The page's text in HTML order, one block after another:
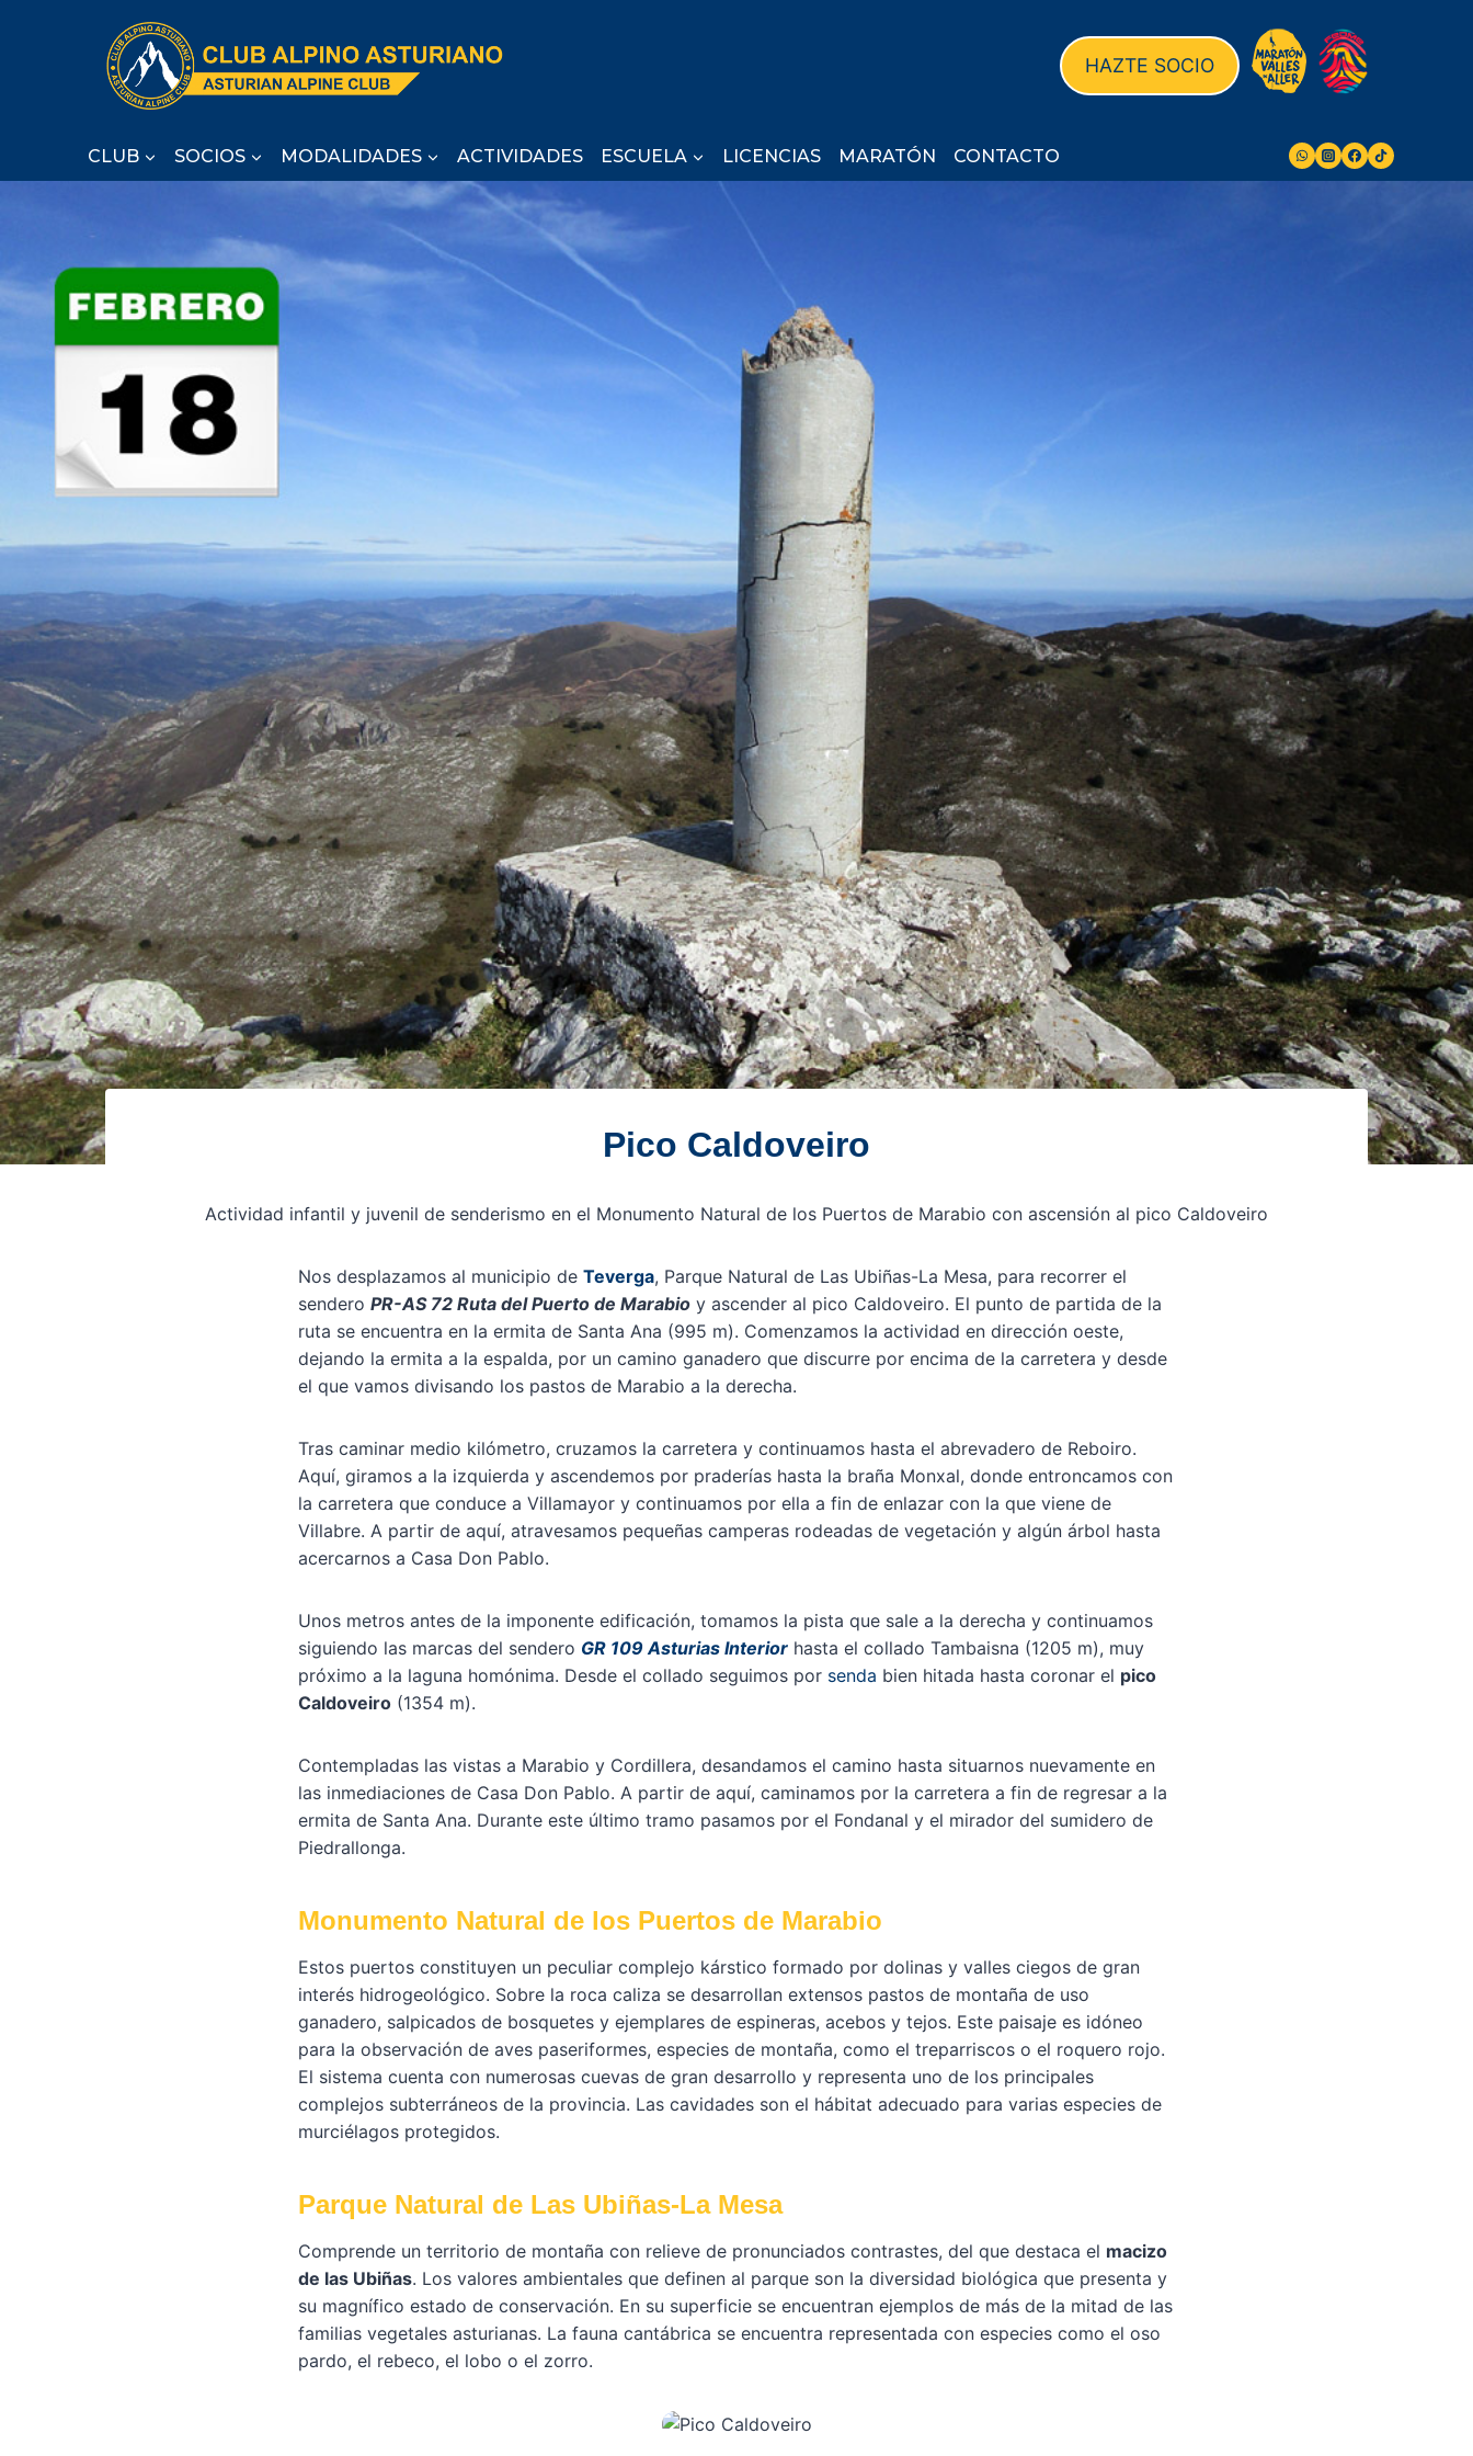
HAZTE SOCIO
CLUB SOCIOS MODALIDADES ACTIVIDADES ESCUELA LICENCIAS MARATÓN CONTACTO
Pico Caldoveiro
Actividad infantil y juvenil de senderismo en el Monumento Natural de los Puertos de Marabio con ascensión al pico Caldoveiro
Nos desplazamos al municipio de Teverga, Parque Natural de Las Ubiñas-La Mesa, para recorrer el
sendero PR-AS 72 Ruta del Puerto de Marabio y ascender al pico Caldoveiro. El punto de partida de la
ruta se encuentra en la ermita de Santa Ana (995 m). Comenzamos la actividad en dirección oeste,
dejando la ermita a la espalda, por un camino ganadero que discurre por encima de la carretera y desde
el que vamos divisando los pastos de Marabio a la derecha.
Tras caminar medio kilómetro, cruzamos la carretera y continuamos hasta el abrevadero de Reboiro.
Aquí, giramos a la izquierda y ascendemos por praderías hasta la braña Monxal, donde entroncamos con
la carretera que conduce a Villamayor y continuamos por ella a fin de enlazar con la que viene de
Villabre. A partir de aquí, atravesamos pequeñas camperas rodeadas de vegetación y algún árbol hasta
acercarnos a Casa Don Pablo.
Unos metros antes de la imponente edificación, tomamos la pista que sale a la derecha y continuamos
siguiendo las marcas del sendero GR 109 Asturias Interior hasta el collado Tambaisna (1205 m), muy
próximo a la laguna homónima. Desde el collado seguimos por senda bien hitada hasta coronar el pico
Caldoveiro (1354 m).
Contempladas las vistas a Marabio y Cordillera, desandamos el camino hasta situarnos nuevamente en
las inmediaciones de Casa Don Pablo. A partir de aquí, caminamos por la carretera a fin de regresar a la
ermita de Santa Ana. Durante este último tramo pasamos por el Fondanal y el mirador del sumidero de
Piedrallonga.
Monumento Natural de los Puertos de Marabio
Estos puertos constituyen un peculiar complejo kárstico formado por dolinas y valles ciegos de gran
interés hidrogeológico. Sobre la roca caliza se desarrollan extensos pastos de montaña de uso
ganadero, salpicados de bosquetes y ejemplares de espineras, acebos y tejos. Este paisaje es idóneo
para la observación de aves paseriformes, especies de montaña, como el treparriscos o el roquero rojo.
El sistema cuenta con numerosas cuevas de gran desarrollo y representa uno de los principales
complejos subterráneos de la provincia. Las cavidades son el hábitat adecuado para varias especies de
murciélagos protegidos.
Parque Natural de Las Ubiñas-La Mesa
Comprende un territorio de montaña con relieve de pronunciados contrastes, del que destaca el macizo
de las Ubiñas. Los valores ambientales que definen al parque son la diversidad biológica que presenta y
su magnífico estado de conservación. En su superficie se encuentran ejemplos de más de la mitad de las
familias vegetales asturianas. La fauna cantábrica se encuentra representada con especies como el oso
pardo, el rebeco, el lobo o el zorro.